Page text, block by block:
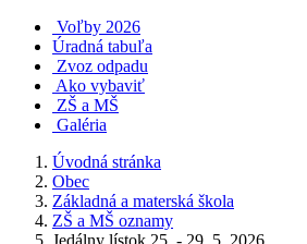
Voľby 2026
Úradná tabuľa
Zvoz odpadu
Ako vybaviť
ZŠ a MŠ
Galéria
Úvodná stránka
Obec
Základná a materská škola
ZŠ a MŠ oznamy
Jedálny lístok 25. - 29. 5. 2026